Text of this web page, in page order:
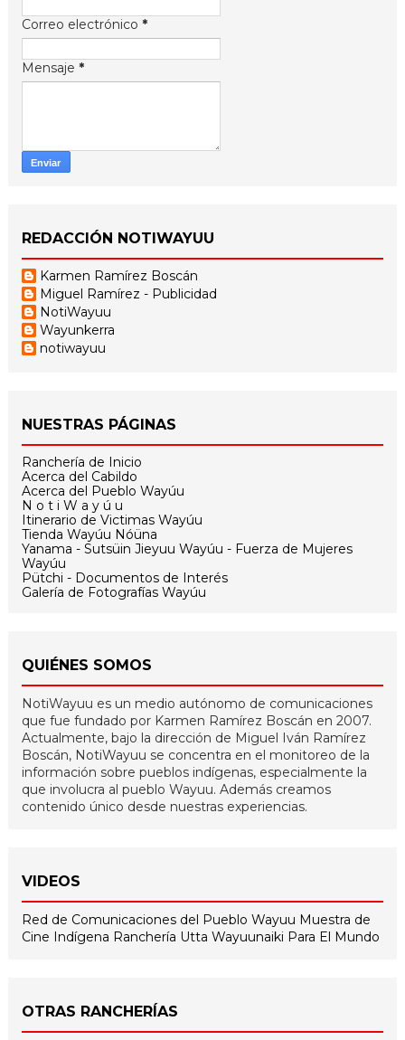
Correo electrónico *
Mensaje *
REDACCIÓN NOTIWAYUU
Karmen Ramírez Boscán
Miguel Ramírez - Publicidad
NotiWayuu
Wayunkerra
notiwayuu
NUESTRAS PÁGINAS
Ranchería de Inicio
Acerca del Cabildo
Acerca del Pueblo Wayúu
N o t i W a y ú u
Itinerario de Victimas Wayúu
Tienda Wayúu Nóüna
Yanama - Sutsüin Jieyuu Wayúu - Fuerza de Mujeres
Wayúu
Pütchi - Documentos de Interés
Galería de Fotografías Wayúu
QUIÉNES SOMOS
NotiWayuu es un medio autónomo de comunicaciones
que fue fundado por Karmen Ramírez Boscán en 2007.
Actualmente, bajo la dirección de Miguel Iván Ramírez
Boscán, NotiWayuu se concentra en el monitoreo de la
información sobre pueblos indígenas, especialmente la
que involucra al pueblo Wayuu. Además creamos
contenido único desde nuestras experiencias.
VIDEOS
Red de Comunicaciones del Pueblo Wayuu Muestra de
Cine Indígena Ranchería Utta Wayuunaiki Para El Mundo
OTRAS RANCHERÍAS